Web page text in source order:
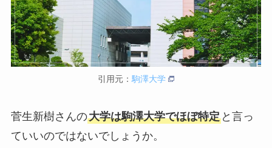
引用元：駒澤大学
菅生新樹さんの大学は駒澤大学でほぼ特定と言っ
ていいのではないでしょうか。